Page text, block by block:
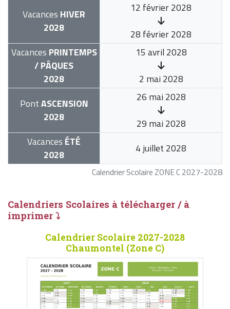
Calendrier Scolaire ZONE C 2027-2028
Vacances HIVER
2028
12 février 2028
28 février 2028
Vacances PRINTEMPS
/ PÂQUES
2028
15 avril 2028
2 mai 2028
PontASCENSION
2028
26 mai 2028
29 mai 2028
Vacances ÉTÉ
2028
4 juillet 2028
Calendriers Scolaires à télécharger / à
imprimer ⤵
Calendrier Scolaire 2027-2028
Chaumontel (Zone C)